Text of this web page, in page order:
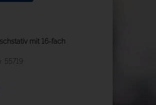
mit 16-fach
55719